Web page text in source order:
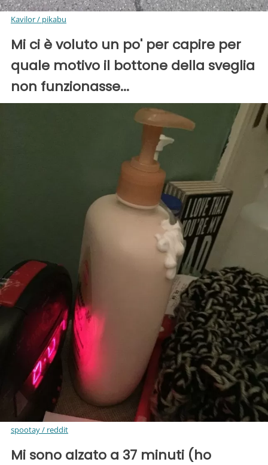
Kavilor / pikabu
Mi ci è voluto un po' per capire per
quale motivo il bottone della sveglia
non funzionasse...
spootay / reddit
Mi sono alzato a 37 minuti (ho